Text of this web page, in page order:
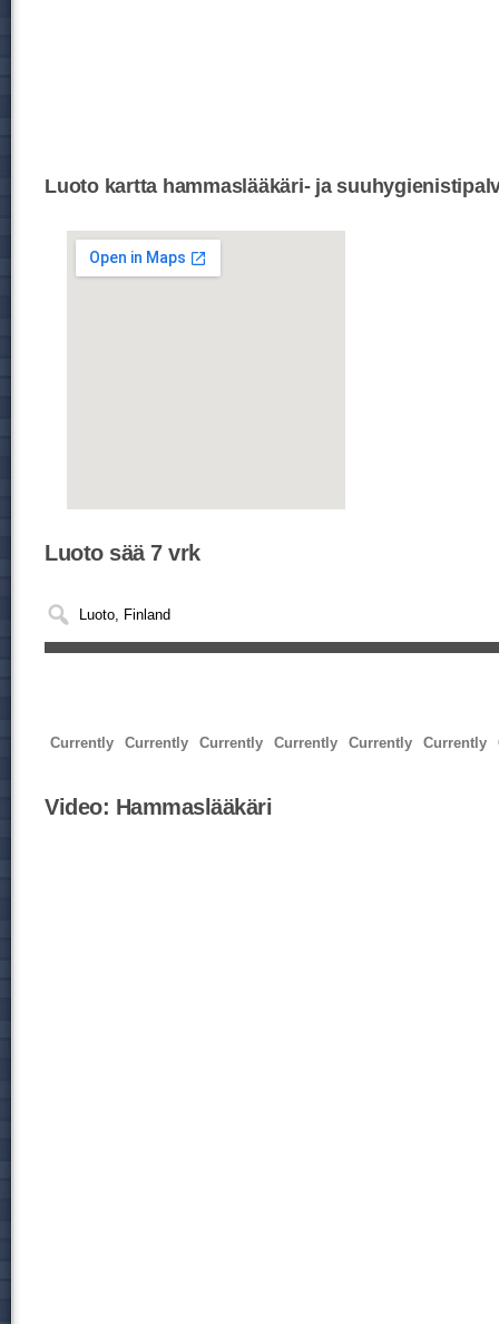
Luoto kartta hammaslääkäri- ja
Luoto sää 7 vrk
Currently Currently Currently Currently Currently Currently
Video: Hammaslääkäri